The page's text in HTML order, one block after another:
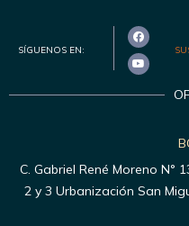
SÍGUENOS EN:
C. Gabriel René Moreno N°
2 y 3 Urbanización San